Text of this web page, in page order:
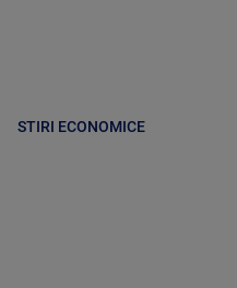
STIRI ECONOMICE